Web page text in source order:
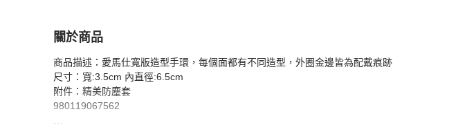
關於商品
關於HERMES 彩色 黑金 點點造型 寬版 琺瑯手環/手鐲/飾品商品詳情與購買須知
商品描述：愛馬仕寬版造型手環，每個面都有不同造型，外圈金邊皆為配戴痕跡
尺寸：寬:3.5cm 內直徑:6.5cm
附件：精美防塵套
980119067562